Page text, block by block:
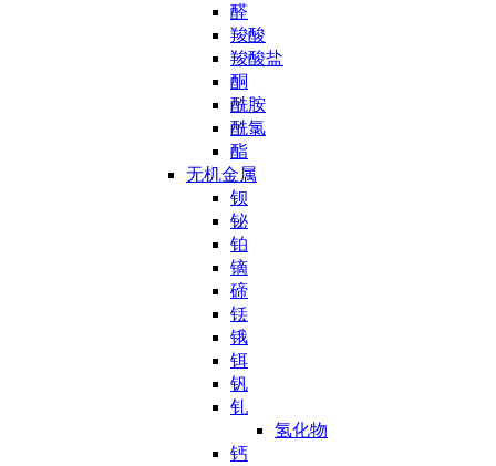
醛
羧酸
羧酸盐
酮
酰胺
酰氯
酯
无机金属
钡
铋
铂
镝
碲
铥
锇
铒
钒
钆
氢化物
钙